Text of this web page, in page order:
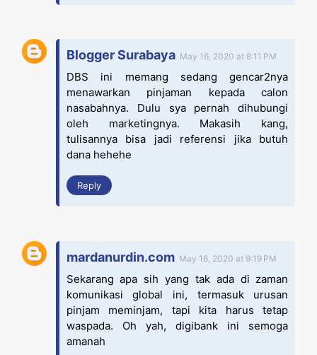
Blogger Surabaya May 16, 2020 at 8:11 PM
DBS ini memang sedang gencar2nya
menawarkan pinjaman kepada calon
nasabahnya. Dulu sya pernah dihubungi
oleh marketingnya. Makasih kang,
tulisannya bisa jadi referensi jika butuh
dana hehehe
Reply
mardanurdin.com May 16, 2020 at 9:19 PM
Sekarang apa sih yang tak ada di zaman
komunikasi global ini, termasuk urusan
pinjam meminjam, tapi kita harus tetap
waspada. Oh yah, digibank ini semoga
amanah